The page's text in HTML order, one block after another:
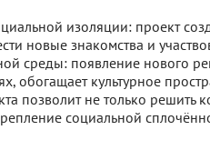
изоляции: проект
новые знакомства и
среды: появление нового
обогащает культурное
позволит не только
социальной